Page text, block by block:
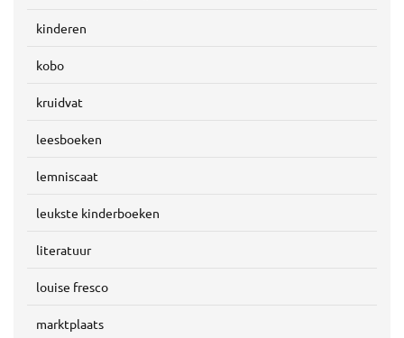
kinderen
kobo
kruidvat
leesboeken
lemniscaat
leukste kinderboeken
literatuur
louise fresco
marktplaats